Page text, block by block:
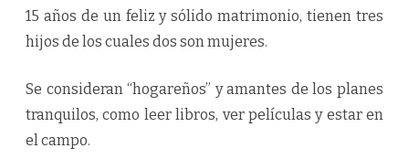
15 años de un feliz y sólido matrimonio, tienen tres
hijos de los cuales dos son mujeres.
Se consideran “hogareños” y amantes de los planes
tranquilos, como leer libros, ver películas y estar en
el campo.